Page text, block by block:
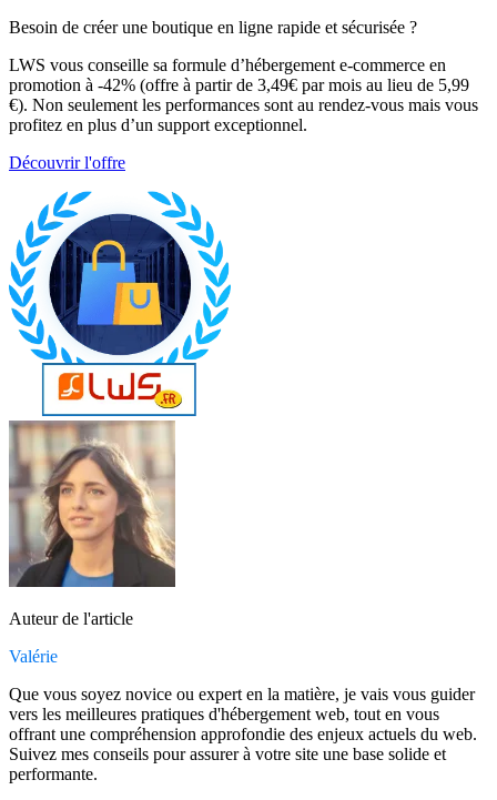
Besoin de créer une boutique en ligne rapide et sécurisée ?
LWS vous conseille sa formule d’hébergement e-commerce en
promotion à -42% (offre à partir de 3,49€ par mois au lieu de 5,99
€). Non seulement les performances sont au rendez-vous mais vous
profitez en plus d’un support exceptionnel.
Découvrir l'offre
Auteur de l'article
Valérie
Que vous soyez novice ou expert en la matière, je vais vous guider
vers les meilleures pratiques d'hébergement web, tout en vous
offrant une compréhension approfondie des enjeux actuels du web.
Suivez mes conseils pour assurer à votre site une base solide et
performante.